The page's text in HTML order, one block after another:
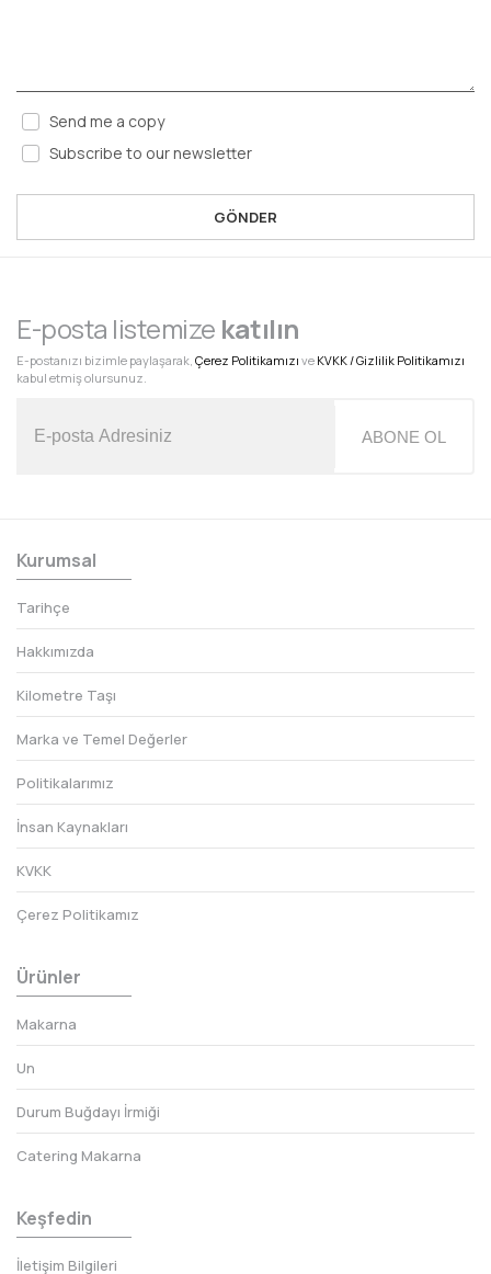
Send me a copy
Subscribe to our newsletter
GÖNDER
E-posta listemize katılın
E-postanızı bizimle paylaşarak, Çerez Politikamızı ve KVKK / Gizlilik Politikamızı
kabul etmiş olursunuz.
ABONE OL
Kurumsal
Tarihçe
Hakkımızda
Kilometre Taşı
Marka ve Temel Değerler
Politikalarımız
İnsan Kaynakları
KVKK
Çerez Politikamız
Ürünler
Makarna
Un
Durum Buğdayı İrmiği
Catering Makarna
Keşfedin
İletişim Bilgileri